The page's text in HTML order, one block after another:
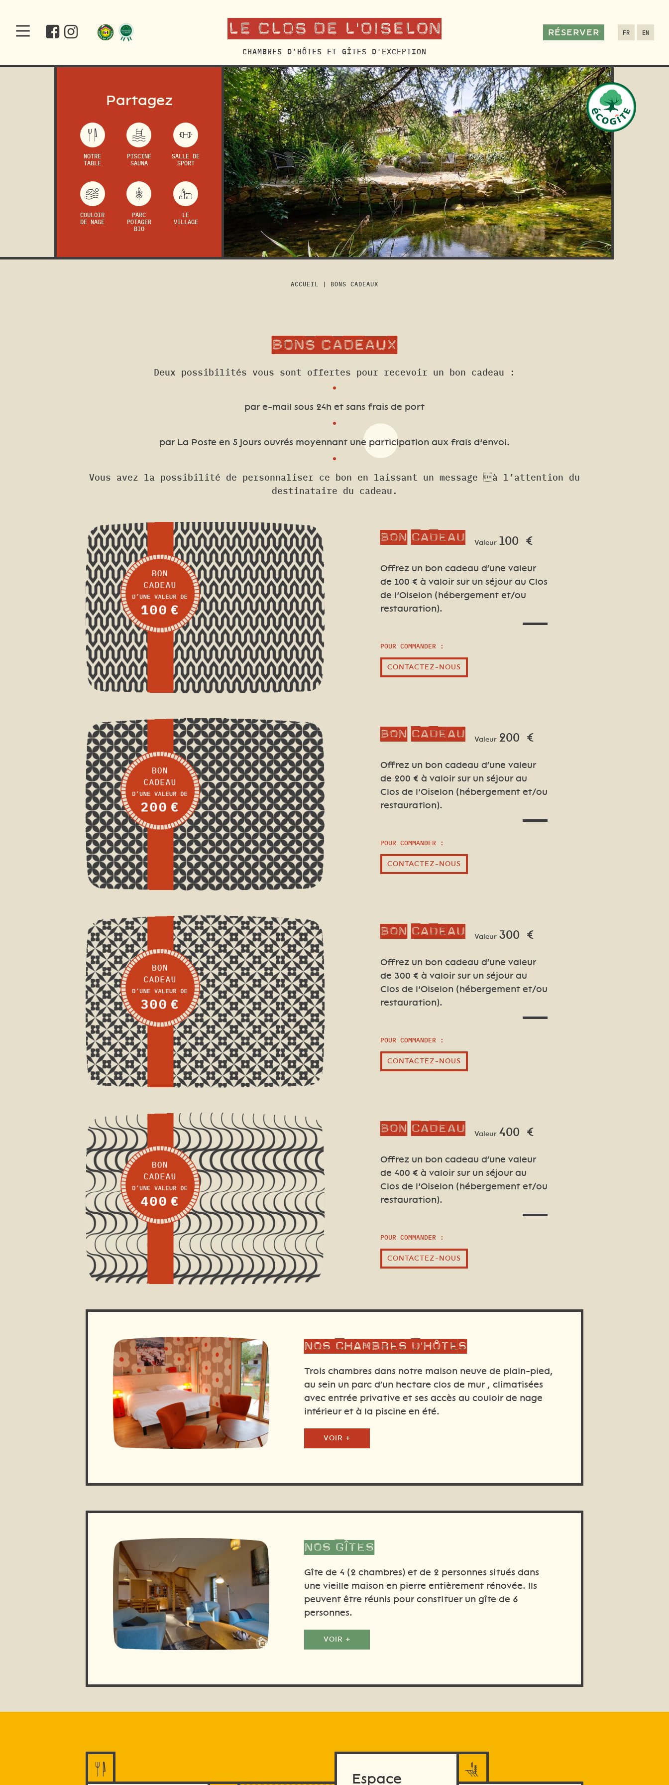
CHAMBRES D’HÔTES ET GÎTES D'EXCEPTION
RÉSERVER FR EN
Partagez
NOTRE
TABLE
PISCINE
SAUNA
SALLE DE
SPORT
COULOIR
DE NAGE
PARC
POTAGER
BIO
LE
VILLAGE
ACCUEIL | BONS CADEAUX
Bonscadeaux
Deux possibilités vous sont offertes pour recevoir un bon cadeau :
par e-mail sous 24h et sans frais de port
par La Poste en 5 jours ouvrés moyennant une participation aux frais d’envoi.
Vous avez la possibilité de personnaliser ce bon en laissant un message à l’attention du
destinataire du cadeau.
Bon cadeau Valeur 100 €
Offrez un bon cadeau d'une valeur
de 100 € à valoir sur un séjour au Clos
de l’Oiselon (hébergement et/ou
restauration).
POUR COMMANDER :
CONTACTEZ-NOUS
Bon cadeau Valeur 200 €
Offrez un bon cadeau d'une valeur
de 200 € à valoir sur un séjour au
Clos de l’Oiselon (hébergement et/ou
restauration).
POUR COMMANDER :
CONTACTEZ-NOUS
Bon cadeau Valeur 300 €
Offrez un bon cadeau d'une valeur
de 300 € à valoir sur un séjour au
Clos de l’Oiselon (hébergement et/ou
restauration).
POUR COMMANDER :
CONTACTEZ-NOUS
Bon cadeau Valeur 400 €
Offrez un bon cadeau d'une valeur
de 400 € à valoir sur un séjour au
Clos de l’Oiselon (hébergement et/ou
restauration).
POUR COMMANDER :
CONTACTEZ-NOUS
Noschambresd'hôtes
Trois chambres dans notre maison neuve de plain-pied,
au sein un parc d'un hectare clos de mur , climatisées
avec entrée privative et ses accès au couloir de nage
intérieur et à la piscine en été.
VOIR +
Nosgîtes
Gîte de 4 (2 chambres) et de 2 personnes situés dans
une vieille maison en pierre entièrement rénovée. Ils
peuvent être réunis pour constituer un gîte de 6
personnes.
VOIR +
Espace